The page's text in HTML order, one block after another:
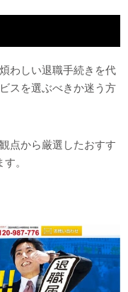
わしい退職手続きを代
スを選ぶべきか迷う方
点から厳選したおすす
。